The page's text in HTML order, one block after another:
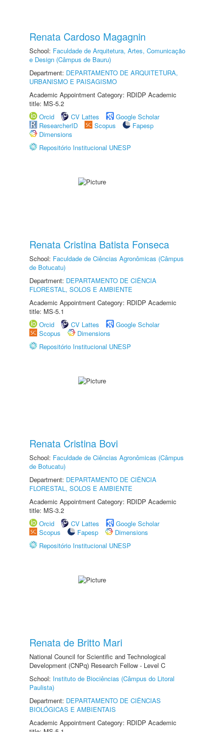
Renata Cardoso Magagnin
School: Faculdade de Arquitetura, Artes, Comunicação
e Design (Câmpus de Bauru)
Department: DEPARTAMENTO DE ARQUITETURA,
URBANISMO E PAISAGISMO
Academic Appointment Category: RDIDP Academic
title: MS-5.2
Orcid
CV Lattes
Google Scholar
ResearcherID
Scopus
Fapesp
Dimensions
Repositório Institucional UNESP
Renata Cristina Batista Fonseca
School: Faculdade de Ciências Agronômicas (Câmpus
de Botucatu)
Department: DEPARTAMENTO DE CIÊNCIA
FLORESTAL, SOLOS E AMBIENTE
Academic Appointment Category: RDIDP Academic
title: MS-5.1
Orcid
CV Lattes
Google Scholar
Scopus
Dimensions
Repositório Institucional UNESP
Renata Cristina Bovi
School: Faculdade de Ciências Agronômicas (Câmpus
de Botucatu)
Department: DEPARTAMENTO DE CIÊNCIA
FLORESTAL, SOLOS E AMBIENTE
Academic Appointment Category: RDIDP Academic
title: MS-3.2
Orcid
CV Lattes
Google Scholar
Scopus
Fapesp
Dimensions
Repositório Institucional UNESP
Renata de Britto Mari
National Council for Scientific and Technological
Development (CNPq) Research Fellow - Level C
School: Instituto de Biociências (Câmpus do Litoral
Paulista)
Department: DEPARTAMENTO DE CIÊNCIAS
BIOLÓGICAS E AMBIENTAIS
Academic Appointment Category: RDIDP Academic